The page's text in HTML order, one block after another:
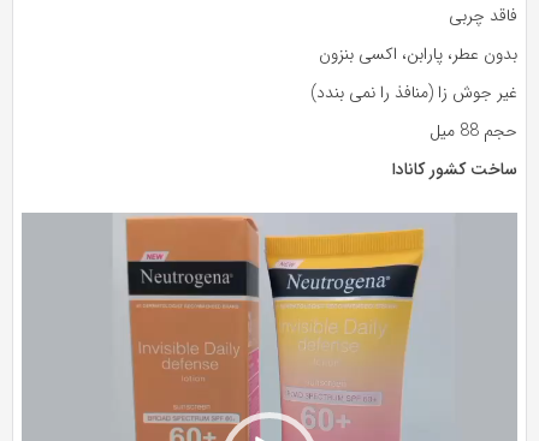
چربی
عطر، پارابن، اکسی بنزون
جوش زا (منافذ را نمی بندد)
88 میل
کشور کانادا